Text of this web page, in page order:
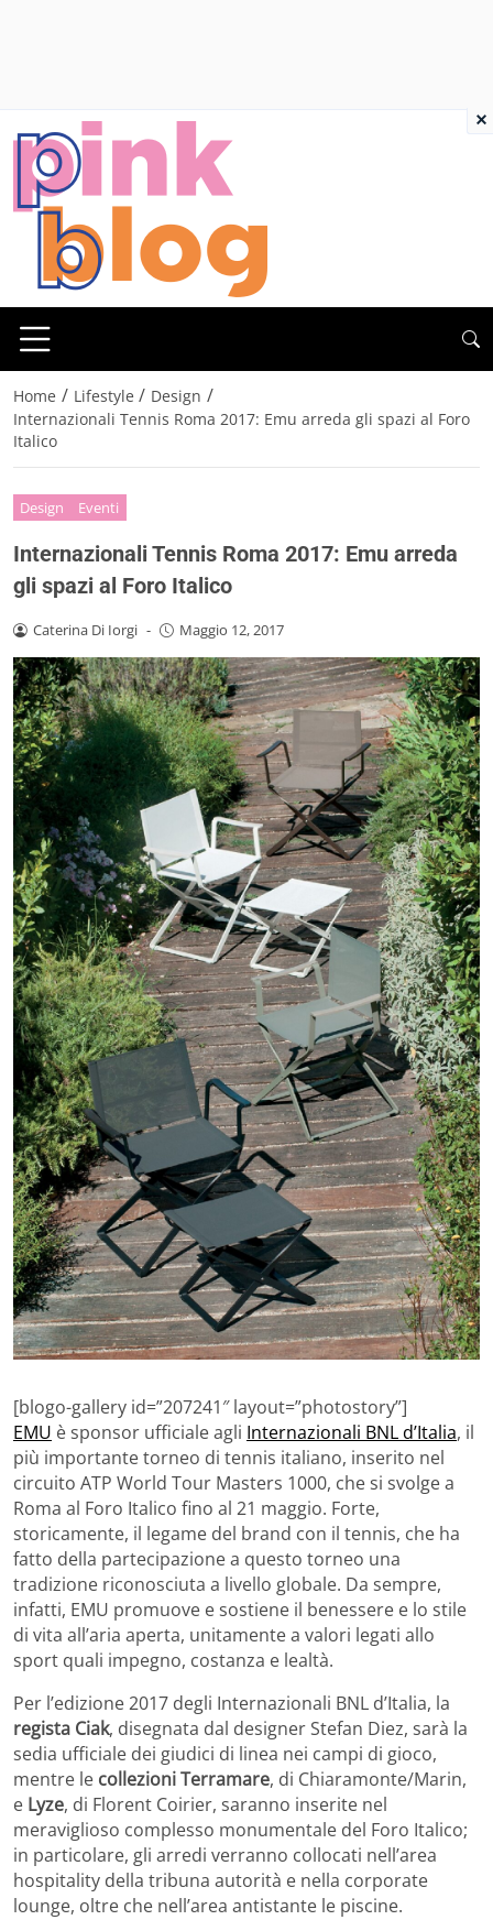
Home / Lifestyle / Design /
Internazionali Tennis Roma 2017: Emu arreda gli spazi al Foro
Italico
Design Eventi
Internazionali Tennis Roma 2017: Emu arreda
gli spazi al Foro Italico
Caterina Di Iorgi - Maggio 12, 2017
[blogo-gallery id=”207241″ layout=”photostory”]
EMU è sponsor ufficiale agli Internazionali BNL d’Italia, il
più importante torneo di tennis italiano, inserito nel
circuito ATP World Tour Masters 1000, che si svolge a
Roma al Foro Italico fino al 21 maggio. Forte,
storicamente, il legame del brand con il tennis, che ha
fatto della partecipazione a questo torneo una
tradizione riconosciuta a livello globale. Da sempre,
infatti, EMU promuove e sostiene il benessere e lo stile
di vita all’aria aperta, unitamente a valori legati allo
sport quali impegno, costanza e lealtà.
Per l’edizione 2017 degli Internazionali BNL d’Italia, la
regista Ciak, disegnata dal designer Stefan Diez, sarà la
sedia ufficiale dei giudici di linea nei campi di gioco,
mentre le collezioni Terramare, di Chiaramonte/Marin,
e Lyze, di Florent Coirier, saranno inserite nel
meraviglioso complesso monumentale del Foro Italico;
in particolare, gli arredi verranno collocati nell’area
hospitality della tribuna autorità e nella corporate
lounge, oltre che nell’area antistante le piscine.
×